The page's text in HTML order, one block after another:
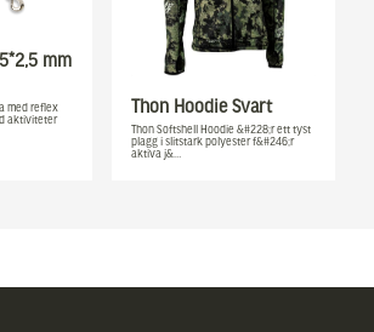
mm
med reflex
aktiviteter
Thon Hoodie Svart
Thon Softshell Hoodie &#228;r ett tyst
plagg i slitstark polyester f&#246;r
aktiva j&…